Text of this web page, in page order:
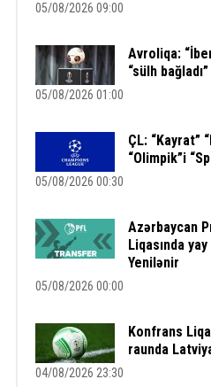
05/08/2026 09:00
Avroliqa:
“sülh bağladı”
05/08/2026 01:00
ÇL: “Kayrat”
“Olimpik”i
05/08/2026 00:30
Azərbaycan
Liqasında yay
Yenilənir
05/08/2026 00:00
Konfrans
raunda
04/08/2026 23:30